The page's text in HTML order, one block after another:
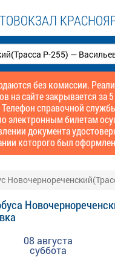
без комиссии.
на сайте закрывается за
Телефон справочной
электронным билетам
документа
которого был
08 августа
суббота